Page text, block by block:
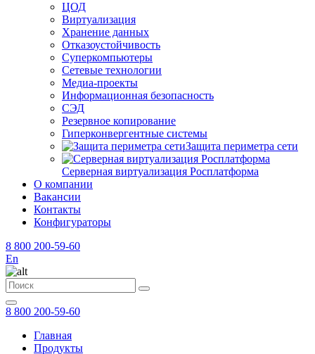
ЦОД
Виртуализация
Хранение данных
Отказоустойчивость
Суперкомпьютеры
Сетевые технологии
Медиа-проекты
Информационная безопасность
СЭД
Резервное копирование
Гиперконвергентные системы
Защита периметра сети
Серверная виртуализация Росплатформа
О компании
Вакансии
Контакты
Конфигураторы
8 800 200-59-60
En
8 800 200-59-60
Главная
Продукты